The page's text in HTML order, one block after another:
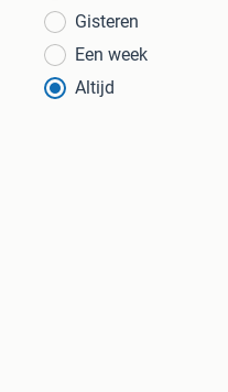
Gisteren
Een week
Altijd